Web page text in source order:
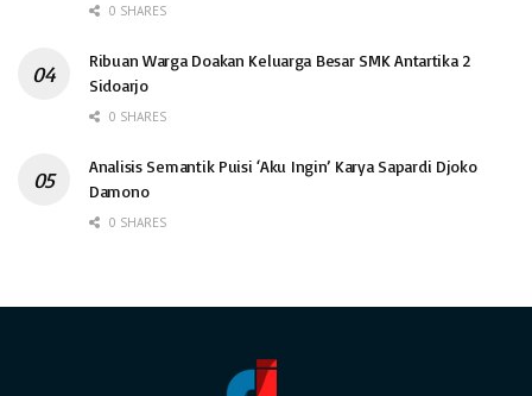
0 SHARES
Ribuan Warga Doakan Keluarga Besar SMK Antartika 2
Sidoarjo
0 SHARES
Analisis Semantik Puisi ‘Aku Ingin’ Karya Sapardi Djoko
Damono
0 SHARES